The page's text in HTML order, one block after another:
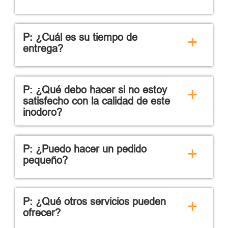
P: ¿Cuál es su tiempo de
entrega?
+
P: ¿Qué debo hacer si no estoy
satisfecho con la calidad de este
inodoro?
+
P: ¿Puedo hacer un pedido
pequeño?
+
P: ¿Qué otros servicios pueden
ofrecer?
+